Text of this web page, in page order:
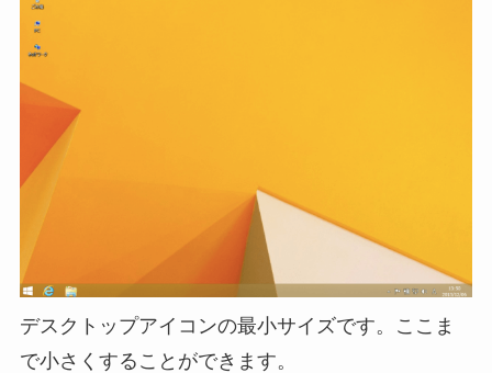
デスクトップアイコンの最小サイズです。ここま
で小さくすることができます。